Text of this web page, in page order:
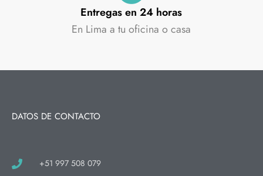
Entregas en 24 horas
En Lima a tu oficina o casa
DATOS DE CONTACTO
+51 997 508 079